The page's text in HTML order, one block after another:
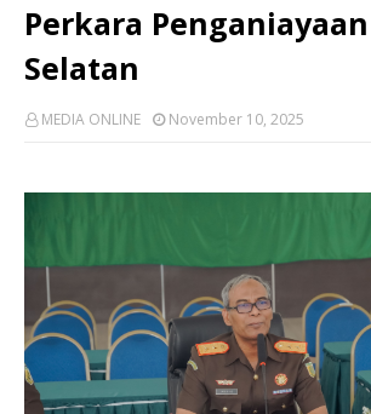
Perkara
Selatan
MEDIA ONLINE November 10, 2025